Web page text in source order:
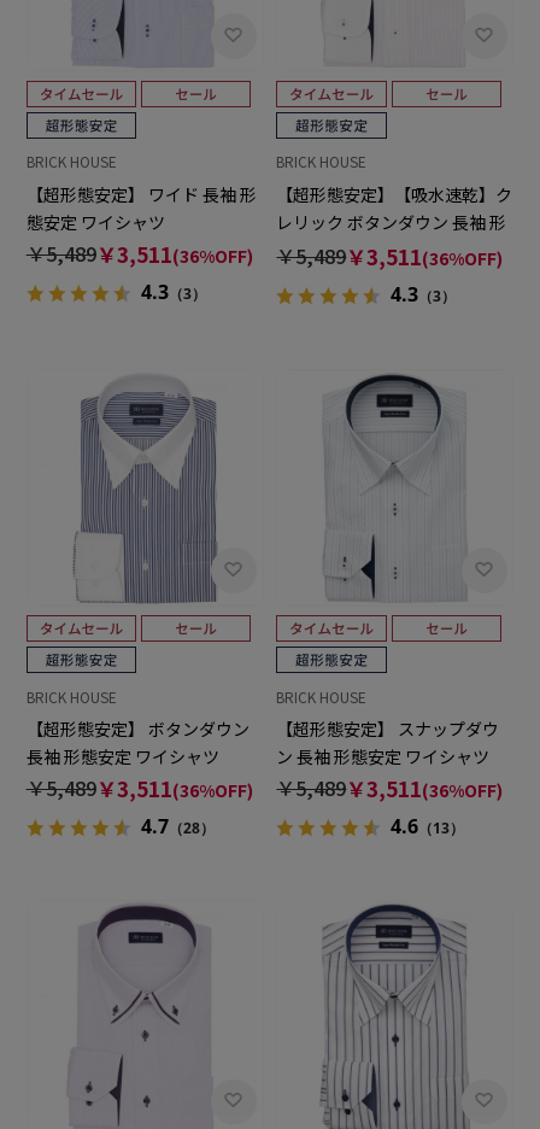
BRICK HOUSE
【超形態安定】 ワイド 長袖 形
態安定 ワイシャツ
￥5,489￥3,511(36%OFF)
4.3（3）
BRICK HOUSE
【超形態安定】【吸水速乾】ク
レリック ボタンダウン 長袖 形
態安定 ワイシャツ
￥5,489￥3,511(36%OFF)
4.3 （3）
BRICK HOUSE
【超形態安定】 ボタンダウン
長袖 形態安定 ワイシャツ
￥5,489￥3,511(36%OFF)
4.7（28）
BRICK HOUSE
【超形態安定】 スナップダウ
ン 長袖 形態安定 ワイシャツ
￥5,489￥3,511(36%OFF)
4.6 （13）